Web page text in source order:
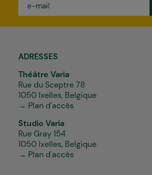
mail
ADRESSES
Théâtre Varia
Rue du Sceptre 78
1050 Ixelles, Belgique
→ Plan d'accès
Studio Varia
Rue Gray 154
1050 Ixelles, Belgique
→ Plan d'accès